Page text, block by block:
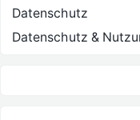
Datenschutz
Datenschutz &